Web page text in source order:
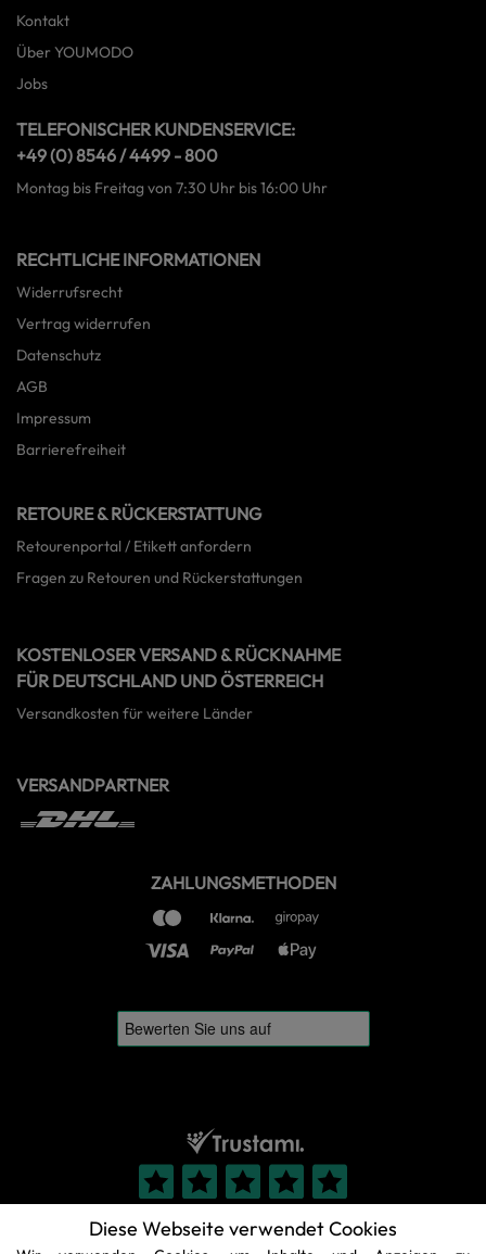
Diese Webseite verwendet Cookies
Kontakt
Über YOUMODO
Jobs
TELEFONISCHER KUNDENSERVICE:
+49 (0) 8546 / 4499 - 800
Montag bis Freitag von 7:30 Uhr bis 16:00 Uhr
RECHTLICHE INFORMATIONEN
Widerrufsrecht
Vertrag widerrufen
Datenschutz
AGB
Impressum
Barrierefreiheit
RETOURE & RÜCKERSTATTUNG
Retourenportal / Etikett anfordern
Fragen zu Retouren und Rückerstattungen
KOSTENLOSER VERSAND & RÜCKNAHME
FÜR DEUTSCHLAND UND ÖSTERREICH
Versandkosten für weitere Länder
VERSANDPARTNER
ZAHLUNGSMETHODEN